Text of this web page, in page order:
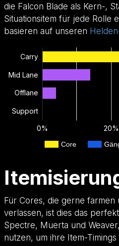
die Falcon Blade als Kern-,
Situationsitem für jede Rolle
basieren auf unseren
Core
0% 20%
Carry
Mid Lane
Offlane
Support
Für Cores, die gerne farmen
verlassen, ist dies das
Spectre, Muerta und
nutzen, um ihre Item-